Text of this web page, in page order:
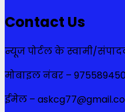
Contact Us
न्यूज पोर्टल के स्वामी/
मोबाइल नंबर –
ईमेल –